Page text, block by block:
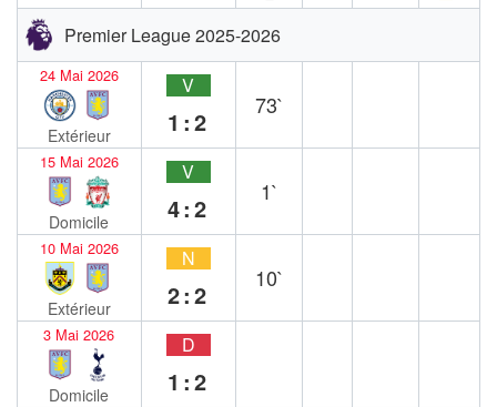
Premier League 2025-2026
24 Mai 2026
Extérieur
V
1:2
73`
15 Mai 2026
Domicile
V
4:2
1`
10 Mai 2026
Extérieur
N
2:2
10`
3 Mai 2026
Domicile
D
1:2